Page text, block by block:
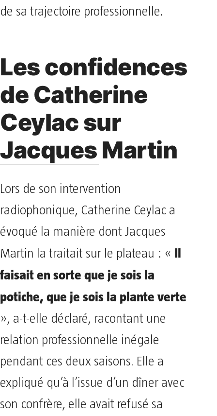
de sa trajectoire professionnelle.
Les confidences
de Catherine
Ceylac sur
Jacques Martin
Lors de son intervention
radiophonique, Catherine Ceylac a
évoqué la manière dont Jacques
Martin la traitait sur le plateau : « Il
faisait en sorte que je sois la
potiche, que je sois la plante verte
», a-t-elle déclaré, racontant une
relation professionnelle inégale
pendant ces deux saisons. Elle a
expliqué qu’à l’issue d’un dîner avec
son confrère, elle avait refusé sa